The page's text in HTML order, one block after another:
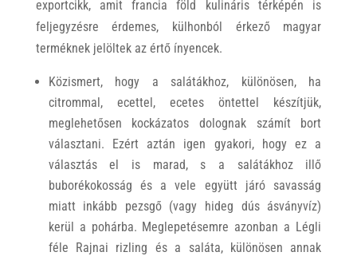
exportcikk, amit francia föld kulináris térképén is
feljegyzésre érdemes, külhonból érkező magyar
terméknek jelöltek az értő ínyencek.
Közismert, hogy a salátákhoz, különösen, ha
citrommal, ecettel, ecetes öntettel készítjük,
meglehetősen kockázatos dolognak számít bort
választani. Ezért aztán igen gyakori, hogy ez a
választás el is marad, s a salátákhoz illő
buborékokosság és a vele együtt járó savasság
miatt inkább pezsgő (vagy hideg dús ásványvíz)
kerül a pohárba. Meglepetésemre azonban a Légli
féle Rajnai rizling és a saláta, különösen annak